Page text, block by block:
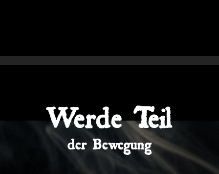
Werde Teil
der Bewegung